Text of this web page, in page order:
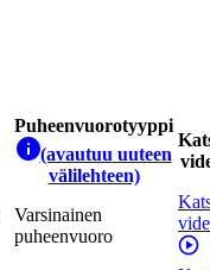
Puheenvuorotyyppi
(avautuu uuteen
välilehteen)
Varsinainen
puheenvuoro